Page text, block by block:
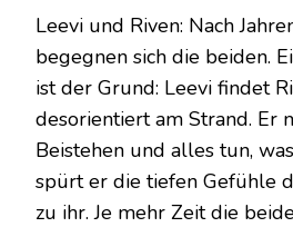
Leevi und Riven: Nach
begegnen sich die beiden.
ist der Grund: Leevi findet
desorientiert am Strand. Er
Beistehen und alles tun,
spürt er die tiefen Gefühle
zu ihr. Je mehr Zeit die